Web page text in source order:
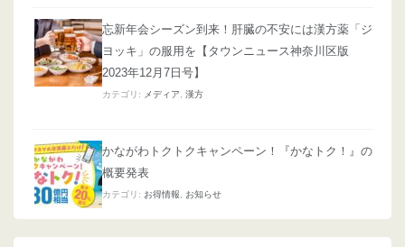
忘新年会シーズン到来！肝臓の不安には漢方薬「ジ
ヨッキ」の服用を【タウンニュース神奈川区版
2023年12月7日号】
カテゴリ: メディア 漢方
かながわトクトクキャンペーン！『かなトク！』の
概要発表
カテゴリ: お得情報 お知らせ